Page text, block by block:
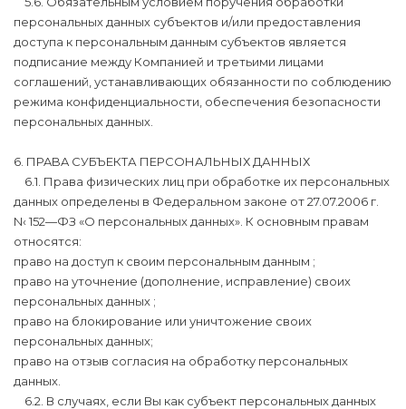
персональных данных субъектов и/или предоставления
доступа к персональным данным субъектов является
подписание между Компанией и третьими лицами
соглашений, устанавливающих обязанности по соблюдению
режима конфиденциальности, обеспечения безопасности
персональных данных.
6. ПPABA СУБЪЕКТА ПЕРСОНАЛЬНЫХ ДАННЫХ
6.1. Права физических лиц при обработке их персональных
данных определены в Федеральном законе от 27.07.2006 г.
N‹ 152—ФЗ «О персональных данных». К основным правам
относятся:
право на доступ к своим персональным данным ;
право на уточнение (дополнение, исправление) своих
персональных данных ;
право на блокирование или уничтожение своих
персональных данных;
право на отзыв согласия на обработку персональных
данных.
6.2. В случаях, если Вы как субъект персональных данных